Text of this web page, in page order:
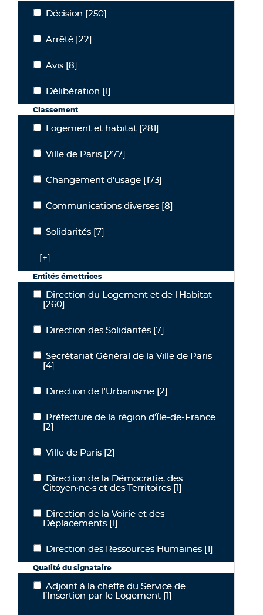
Décision
Décision [250]
ArrêtéArrêté [22]
AvisAvis [8]
Délibération
Délibération [1]
Classement
Logement et habitat
Logement et habitat [281]
Ville de Paris
Ville de Paris [277]
Changement d'usage
Changement d'usage [173]
Communications diverses
Communications diverses [8]
Solidarités
Solidarités [7]
[+]
Entités émettrices
Direction du Logement et de l'Habitat
Direction du Logement et de l'Habitat
[260]
Direction des Solidarités
Direction des Solidarités [7]
Secrétariat Général de la Ville de Paris
Secrétariat Général de la Ville de Paris
[4]
Direction de l'Urbanisme
Direction de l'Urbanisme [2]
Préfecture de la région d’Île-de-France
Préfecture de la région d’Île-de-France
[2]
Ville de Paris
Ville de Paris [2]
Direction de la Démocratie, des Citoyen·ne·s et des Territoires
Direction de la Démocratie, des
Citoyen·ne·s et des Territoires [1]
Direction de la Voirie et des Déplacements
Direction de la Voirie et des
Déplacements [1]
Direction des Ressources Humaines
Direction des Ressources Humaines [1]
Qualité du signataire
Adjoint à la cheffe du Service de l’Insertion par le Logement
Adjoint à la cheffe du Service de
l’Insertion par le Logement [1]